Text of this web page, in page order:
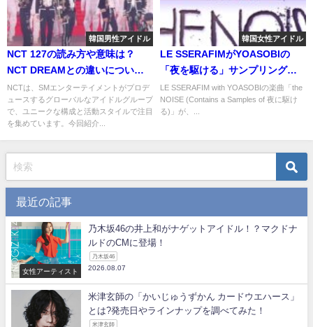
韓国男性アイドル
NCT 127の読み方や意味は？
NCT DREAMとの違いについて
も解説します！
NCTは、SMエンターテイメントがプロデ
ュースするグローバルなアイドルグループ
で、ユニークな構成と活動スタイルで注目
を集めています。今回紹介...
韓国女性アイドル
LE SSERAFIMがYOASOBIの
「夜を駆ける」サンプリング！
両方のファンの反応は？
LE SSERAFIM with YOASOBIの楽曲「the
NOISE (Contains a Samples of 夜に駆け
る)」が、...
最近の記事
女性アーティスト
乃木坂46の井上和がナゲットアイドル！？マクドナ
ルドのCMに登場！
乃木坂46
2026.08.07
米津玄師の「かいじゅうずかん カードウエハース」
とは?発売日やラインナップを調べてみた！
米津玄師